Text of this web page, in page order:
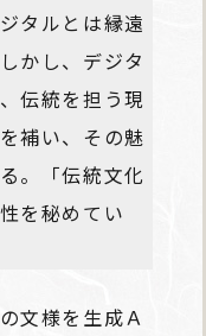
タルとは縁遠
かし、デジタ
伝統を担う現
補い、その魅
。「伝統文化
を秘めてい
文様を生成Ａ